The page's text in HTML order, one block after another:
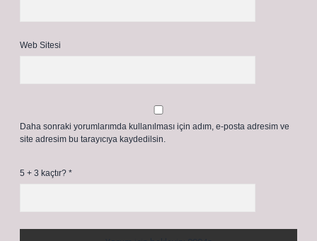
Web Sitesi
Daha sonraki yorumlarımda kullanılması için adım, e-posta adresim ve
site adresim bu tarayıcıya kaydedilsin.
5 + 3 kaçtır? *